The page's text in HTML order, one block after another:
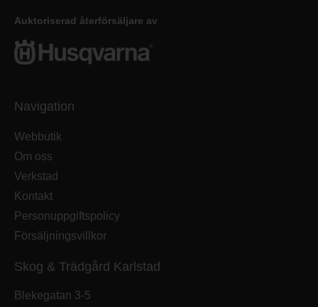
Auktoriserad återförsäljare av
Navigation
Webbutik
Om oss
Verkstad
Kontakt
Personuppgiftspolicy
Försäljningsvillkor
Skog & Trädgård Karlstad
Blekegatan 3-5